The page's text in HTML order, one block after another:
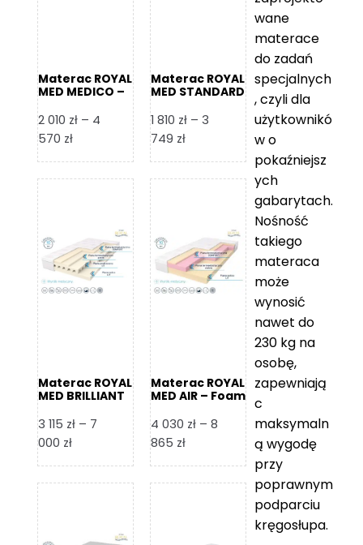
Materac ROYAL
MED MEDICO –
2 010 zł – 4
570 złZakres
od
4
570 zł
Materac ROYAL
MED STANDARD
1 810 zł – 3
749 złZakres
od
3
749 zł
Materac ROYAL
MED BRILLIANT
3 115 zł – 7
000 złZakres
od
Materac ROYAL
MED AIR – Foam
4 030 zł – 8
865 złZakres
od
wane
materace
do zadań
specjalnych
, czyli dla
użytkownikó
w o
pokaźniejsz
ych
gabarytach.
Nośność
takiego
materaca
może
wynosić
nawet do
230 kg na
osobę,
zapewniają
c
maksymaln
ą wygodę
przy
poprawnym
podparciu
kręgosłupa.